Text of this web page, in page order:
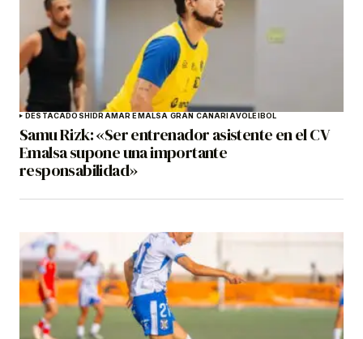
DESTACADOSHIDRAMAR EMALSA GRAN CANARIAVOLEIBOL
Samu Rizk: «Ser entrenador asistente en el CV
Emalsa supone una importante
responsabilidad»